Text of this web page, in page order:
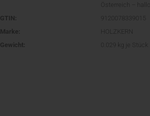
Österreich –
GTIN:
9120078339015
Marke:
HOLZKERN
Gewicht:
0.029 kg je Stück